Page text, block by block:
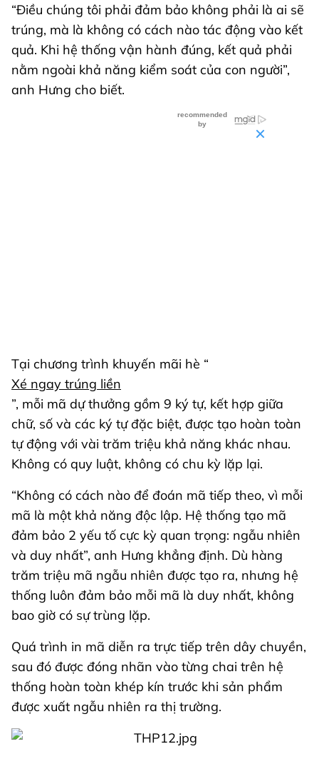
“Điều chúng tôi phải đảm bảo không phải là ai sẽ
trúng, mà là không có cách nào tác động vào kết
quả. Khi hệ thống vận hành đúng, kết quả phải
nằm ngoài khả năng kiểm soát của con người”,
anh Hưng cho biết.
Tại chương trình khuyến mãi hè “
Xé ngay trúng liền
”, mỗi mã dự thưởng gồm 9 ký tự, kết hợp giữa
chữ, số và các ký tự đặc biệt, được tạo hoàn toàn
tự động với vài trăm triệu khả năng khác nhau.
Không có quy luật, không có chu kỳ lặp lại.
“Không có cách nào để đoán mã tiếp theo, vì mỗi
mã là một khả năng độc lập. Hệ thống tạo mã
đảm bảo 2 yếu tố cực kỳ quan trọng: ngẫu nhiên
và duy nhất”, anh Hưng khẳng định. Dù hàng
trăm triệu mã ngẫu nhiên được tạo ra, nhưng hệ
thống luôn đảm bảo mỗi mã là duy nhất, không
bao giờ có sự trùng lặp.
Quá trình in mã diễn ra trực tiếp trên dây chuyền,
sau đó được đóng nhãn vào từng chai trên hệ
thống hoàn toàn khép kín trước khi sản phẩm
được xuất ngẫu nhiên ra thị trường.